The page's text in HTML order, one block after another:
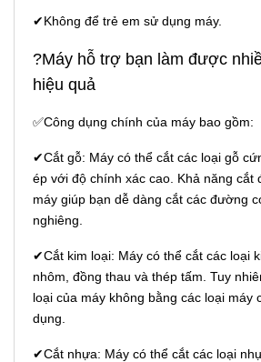
✔Không để trẻ em sử dụng máy.
?Máy hỗ trợ bạn làm được
hiệu quả
✅Công dụng chính của máy bao gồm:
✔Cắt gỗ: Máy có thể cắt các loại gỗ
ép với độ chính xác cao. Khả năng cắt
máy giúp bạn dễ dàng cắt các đường
nghiêng.
✔Cắt kim loại: Máy có thể cắt các loại
nhôm, đồng thau và thép tấm. Tuy
loại của máy không bằng các loại máy
dụng.
✔Cắt nhựa: Máy có thể cắt các loại